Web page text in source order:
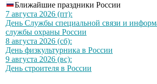
Ближайшие праздники России
7 августа 2026 (пт):
День Службы специальной связи и
службы охраны России
8 августа 2026 (сб):
День физкультурника в России
9 августа 2026 (вс):
День строителя в России